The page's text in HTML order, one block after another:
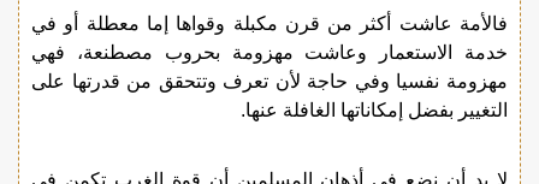
فالأمة عاشت أكثر من قرن مكبلة وقواها إما معطلة أو في
خدمة الاستعمار وعاشت مهزومة بحروب مصطنعة، فهي
مهزومة نفسيا وفي حاجة لأن تعرف وتتحقق من قدرتها على
التغيير بفضل إمكاناتها الغافلة عنها.